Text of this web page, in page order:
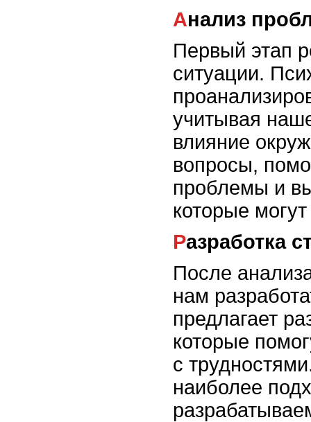
Анализ
Первый этап
ситуации.
учитывая
влияние
вопросы,
проблемы и
которые
Разработка
После
нам
предлагает
которые
с
наиболее